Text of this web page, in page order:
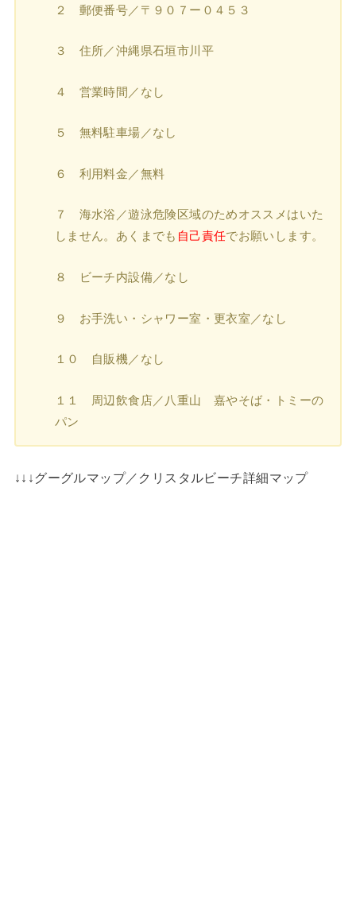
２ 郵便番号／〒９０７ー０４５３
３ 住所／沖縄県石垣市川平
４ 営業時間／なし
５ 無料駐車場／なし
６ 利用料金／無料
７ 海水浴／遊泳危険区域のためオススメはいた
しません。あくまでも 自己責任でお願いします。
８ ビーチ内設備／なし
９ お手洗い・シャワー室・更衣室／なし
１０ 自販機／なし
１１ 周辺飲食店／八重山 嘉やそば・トミーの
パン
↓↓↓グーグルマップ／クリスタルビーチ詳細マップ